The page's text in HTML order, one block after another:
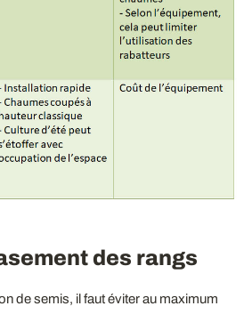
des rangs
de semis, il faut éviter au maximum